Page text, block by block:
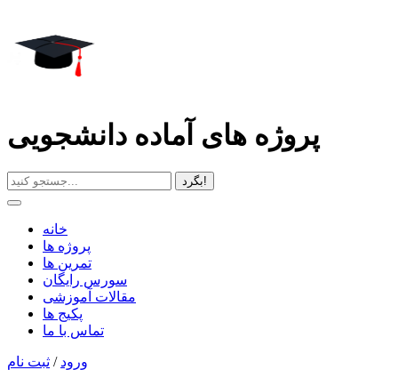
پروژه های آماده دانشجویی
بگرد!
خانه
پروژه ها
تمرین ها
سورس رایگان
مقالات آموزشی
پکیج ها
تماس با ما
ورود / ثبت نام